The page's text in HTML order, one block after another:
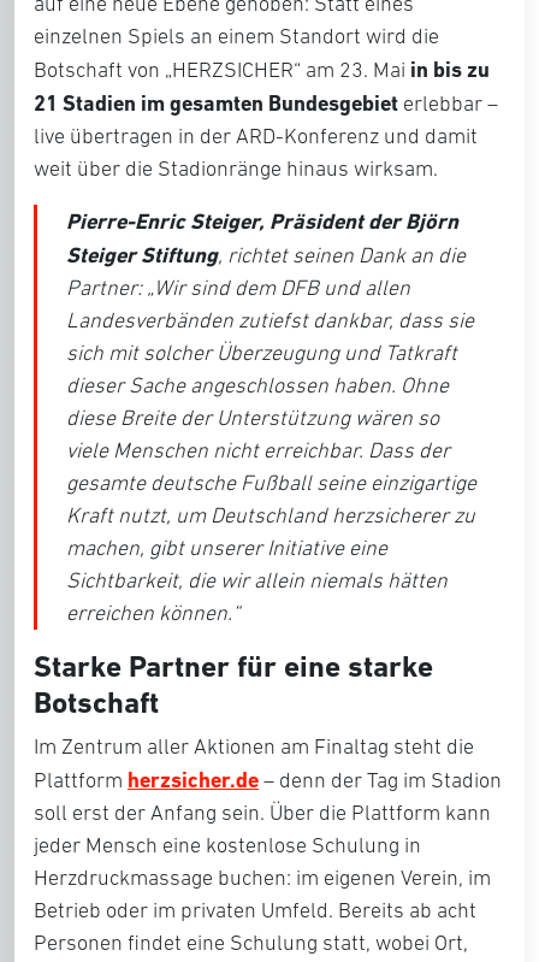
einzelnen Spiels an einem Standort wird die
Botschaft von „HERZSICHER“ am 23. Mai in bis zu
21 Stadien im gesamten Bundesgebiet erlebbar –
live übertragen in der ARD-Konferenz und damit
weit über die Stadionränge hinaus wirksam.
Pierre-Enric Steiger, Präsident der Björn
Steiger Stiftung, richtet seinen Dank an die
Partner: „Wir sind dem DFB und allen
Landesverbänden zutiefst dankbar, dass sie
sich mit solcher Überzeugung und Tatkraft
dieser Sache angeschlossen haben. Ohne
diese Breite der Unterstützung wären so
viele Menschen nicht erreichbar. Dass der
gesamte deutsche Fußball seine einzigartige
Kraft nutzt, um Deutschland herzsicherer zu
machen, gibt unserer Initiative eine
Sichtbarkeit, die wir allein niemals hätten
erreichen können. “
Starke Partner für eine starke
Botschaft
Im Zentrum aller Aktionen am Finaltag steht die
Plattform herzsicher.de – denn der Tag im Stadion
soll erst der Anfang sein. Über die Plattform kann
jeder Mensch eine kostenlose Schulung in
Herzdruckmassage buchen: im eigenen Verein, im
Betrieb oder im privaten Umfeld. Bereits ab acht
Personen findet eine Schulung statt, wobei Ort,